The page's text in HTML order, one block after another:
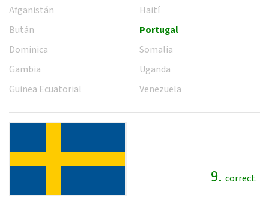
Afganistán
Bután
Dominica
Gambia
Guinea Ecuatorial
Haití
Portugal
Somalia
Uganda
Venezuela
9. correct.